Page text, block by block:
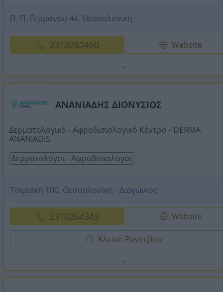
Π. Π. Γερμανού 44, Θεσσαλονίκη
2310262460 Website
ΑΝΑΝΙΑΔΗΣ ΔΙΟΝΥΣΙΟΣ
Δερματολογικό - Αφροδισιολογικό Κέντρο - DERMA
ANANIADIS
Δερματολόγοι - Αφροδισιολόγοι
Τσιμισκή 100, Θεσσαλονίκη - Διαγώνιος
2310264343 Website
Κλείσε Ραντεβού